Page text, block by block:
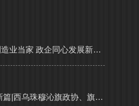
凝心聚力做实制造业当家 政企同心发展新质生产力|省、市多部门联合调研组莅临高登铝业调研指导
粤蒙携手 共谱新篇|西乌珠穆沁旗政协、旗委统战部携工商联及企业代表考察团莅临高登铝业共谋高质量发展